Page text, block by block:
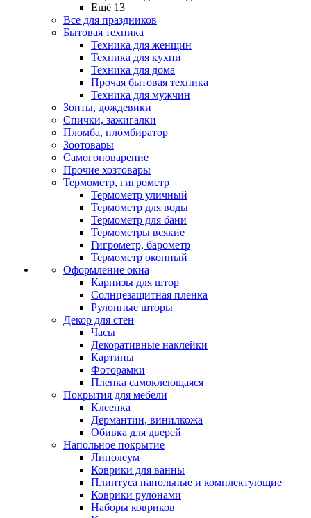
Ещё 13
Все для праздников
Бытовая техника
Техника для женщин
Техника для кухни
Техника для дома
Прочая бытовая техника
Техника для мужчин
Зонты, дождевики
Спички, зажигалки
Пломба, пломбиратор
Зоотовары
Самогоноварение
Прочие хозтовары
Термометр, гигрометр
Термометр уличный
Термометр для воды
Термометр для бани
Термометры всякие
Гигрометр, барометр
Термометр оконный
Оформление окна
Карнизы для штор
Солнцезащитная пленка
Рулонные шторы
Декор для стен
Часы
Декоративные наклейки
Картины
Фоторамки
Пленка самоклеющаяся
Покрытия для мебели
Клеенка
Дермантин, винилкожа
Обивка для дверей
Напольное покрытие
Линолеум
Коврики для ванны
Плинтуса напольные и комплектующие
Коврики рулонами
Наборы ковриков